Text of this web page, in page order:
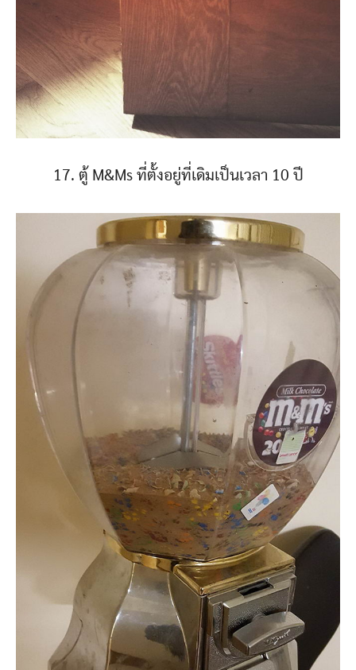
17. ตู้ M&Ms ที่ตั้งอยู่ที่เดิมเป็นเวลา 10 ปี